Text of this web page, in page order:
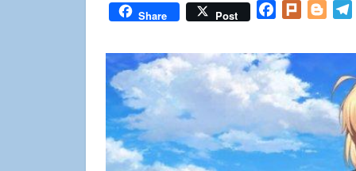
Share Post Facebook
Plurk